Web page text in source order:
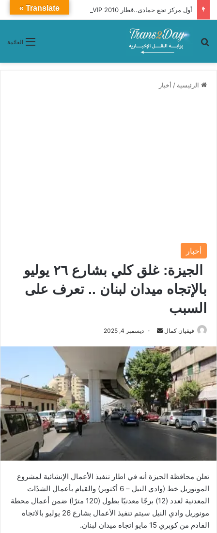
أول مركز نجع حمادى..قطار 2010 VIP ـ Premium محافظات «القاهرة ـ أسوان»
القائمة بحث عن
الرئيسية / أخبار
أخبار
الجيزة: غلق كلي بشارع ٢٦ يوليو
بالإتجاه ميدان لبنان .. تعرف على
السبب
فيفيان كمال
س
ل
ب
ر
ي
د
ا
ك
ر
و
ن
ي
ا
ديسمبر 4, 2025
تعلن محافظة الجيزة أنه في اطار تنفيذ الأعمال الإنشائية لمشروع
المونوريل خط (وادي النيل – 6 أكتوبر) والقيام بأعمال الشدّات
المعدنية لعدد (12) برجًا معدنيًا بطول (120 مترًا) ضمن أعمال محطة
مونوريل وادي النيل سيتم تنفيذ الأعمال بشارع 26 يوليو بالاتجاه
القادم من كوبري 15 مايو اتجاه ميدان لبنان.
Translate »